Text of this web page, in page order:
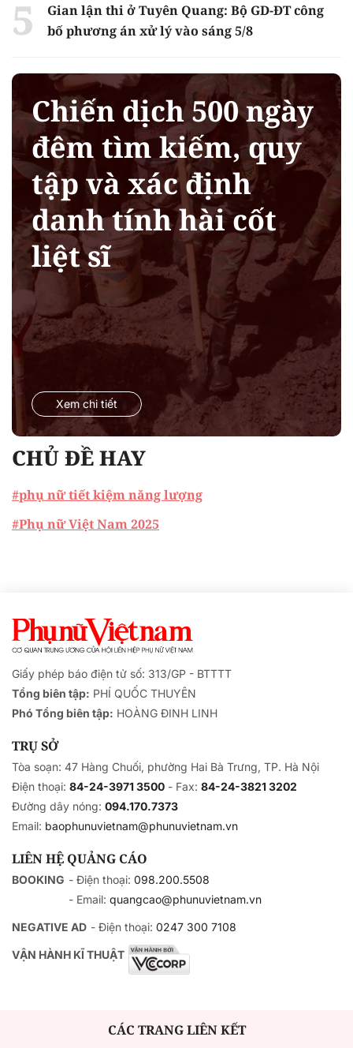
Gian lận thi ở Tuyên Quang: Bộ GD-ĐT công
bố phương án xử lý vào sáng 5/8
Chiến dịch 500 ngày
đêm tìm kiếm, quy
tập và xác định
danh tính hài cốt
liệt sĩ
Xem chi tiết
CHỦ ĐỀ HAY
#phụ nữ tiết kiệm năng lượng
#Phụ nữ Việt Nam 2025
Giấy phép báo điện tử số: 313/GP - BTTTT
Tổng biên tập: PHÍ QUỐC THUYÊN
Phó Tổng biên tập: HOÀNG ĐINH LINH
TRỤ SỞ
Tòa soạn: 47 Hàng Chuối, phường Hai Bà Trưng, TP. Hà Nội
Điện thoại: 84-24-3971 3500 - Fax: 84-24-3821 3202
Đường dây nóng: 094.170.7373
Email: baophunuvietnam@phunuvietnam.vn
LIÊN HỆ QUẢNG CÁO
BOOKING - Điện thoại: 098.200.5508
- Email: quangcao@phunuvietnam.vn
NEGATIVE AD - Điện thoại: 0247 300 7108
VẬN HÀNH KĨ THUẬT
CÁC TRANG LIÊN KẾT